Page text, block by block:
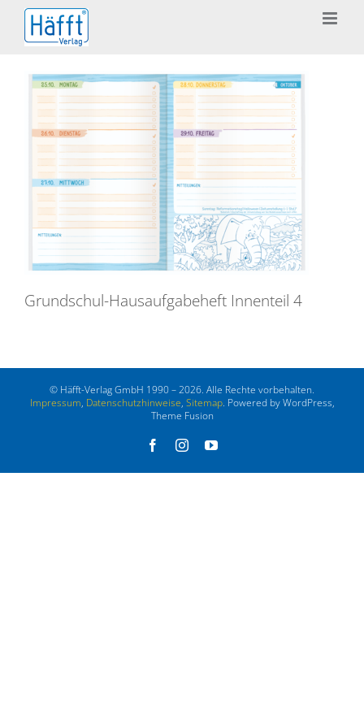
Zum
Inhalt
springen
Grundschul-Hausaufgabeheft Innenteil 4
© Häfft-Verlag GmbH 1990 – 2026. Alle Rechte vorbehalten.
Impressum, Datenschutzhinweise, Sitemap. Powered by WordPress,
Theme Fusion
FacebookInstagramYouTube